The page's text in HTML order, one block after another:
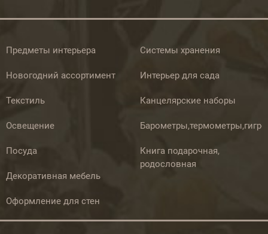
Предметы интерьера
Новогодний ассортимент
Текстиль
Освещение
Посуда
Декоративная мебель
Оформление для стен
Системы хранения
Интерьер для сада
Канцелярские наборы
Книга подарочная,
родословная